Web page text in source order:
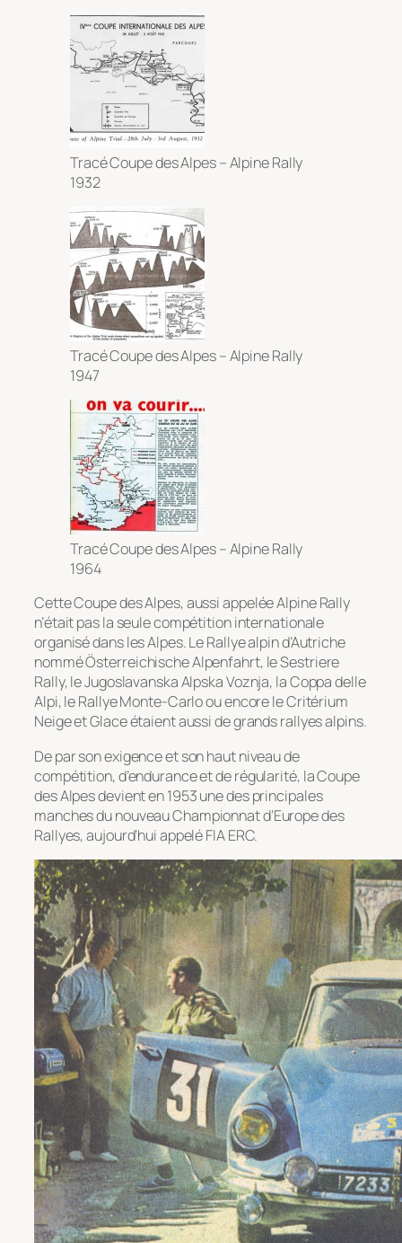
Tracé Coupe des Alpes – Alpine Rally
1932
Tracé Coupe des Alpes – Alpine Rally
1947
Tracé Coupe des Alpes – Alpine Rally
1964
Cette Coupe des Alpes, aussi appelée Alpine Rally
n’était pas la seule compétition internationale
organisé dans les Alpes. Le Rallye alpin d’Autriche
nommé Österreichische Alpenfahrt, le Sestriere
Rally, le Jugoslavanska Alpska Voznja, la Coppa delle
Alpi, le Rallye Monte-Carlo ou encore le Critérium
Neige et Glace étaient aussi de grands rallyes alpins.
De par son exigence et son haut niveau de
compétition, d’endurance et de régularité, la Coupe
des Alpes devient en 1953 une des principales
manches du nouveau Championnat d’Europe des
Rallyes, aujourd’hui appelé FIA ERC.